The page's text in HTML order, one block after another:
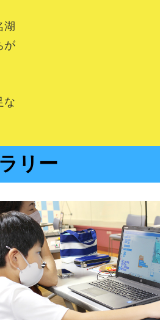
湖
が
な
リー